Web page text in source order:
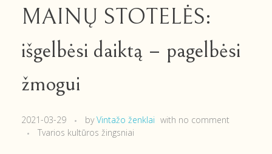
MAINŲ STOTELĖS:
išgelbėsi daiktą – pagelbėsi
žmogui
2021-03-29 by Vintažo ženklai with no comment
Tvarios kultūros žingsniai